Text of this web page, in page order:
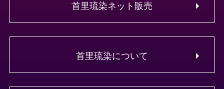
首里琉染ネット販売
首里琉染について